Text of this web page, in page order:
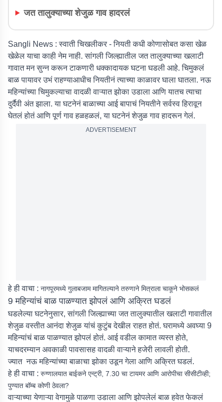
जत तालुक्याच्या शेजुळ गाव हादरलं
Sangli News : स्वाती चिखलीकर -नियती कधी कोणासोबत कसा खेळ
खेळेल याचा काही नेम नाही. सांगली जिल्ह्यातील जत तालुक्याच्या खलाटी
गावात मन सुन्न करून टाकणारी धक्कादायक घटना घडली आहे. चिमुकलं
बाळ पायावर उभं राहण्याआधीच नियतीनं त्याच्या काळावर घाला घातला. नऊ
महिन्यांच्या चिमुकल्याचा वादळी वाऱ्यात झोका उडाला आणि यातच त्याचा
दुर्दैवी अंत झाला. या घटनेनं बाळाच्या आई बापाचं नियतीने सर्वस्व हिरावून
घेतलं होतं आणि पूर्ण गाव हळहळलं, या घटनेनं शेजुळ गाव हादरून गेलं.
ADVERTISEMENT
हे ही वाचा : नागपूरमध्ये गुलाबजाम मागितल्याने तरुणाने मित्राला चाकूने भोसकलं
9 महिन्यांचं बाळ पाळण्यात झोपलं आणि अक्रित घडलं
घडलेल्या घटनेनुसार, सांगली जिल्ह्याच्या जत तालुक्यातील खलाटी गावातील
शेजुळ वस्तीत आनंदा शेजुळ यांचं कुटुंब देखील राहत होतं. घरामध्ये अवघ्या 9
महिन्यांचं बाळ पाळण्यात झोपलं होतं. आई वडील कामात व्यस्त होते,
याचदरम्यान अवकाळी पावसासह वादळी वाऱ्याने हजेरी लावली होती.
ज्यात नऊ महिन्यांच्या बाळाचा झोका उडून गेला आणि अक्रित घडलं.
हे ही वाचा : रुग्णालयात बाईकने एन्ट्री, 7.30 चा टायमर आणि आरोपीचा सीसीटीव्ही;
पुण्यात बॉम्ब कोणी ठेवला?
वाऱ्याच्या येणाऱ्या वेगामुळे पाळणा उडाला आणि झोपलेलं बाळ हवेत फेकलं